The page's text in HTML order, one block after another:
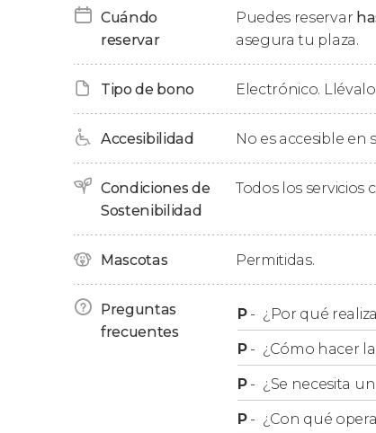
Después de comer, regresaremos a
horas después de la recogida.
Cuándo
reservar
Puedes reservar
asegura tu plaza.
Tipo de bono Electrónico.
Accesibilidad No es accesible en
Condiciones de
Sostenibilidad
Todos los
Mascotas Permitidas.
Preguntas
frecuentes
P- ¿Por qué
P- ¿Cómo hacer
P- ¿Se necesita
P- ¿Con qué